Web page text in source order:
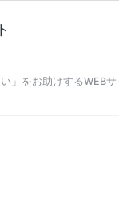
」をお助けするWEBサ